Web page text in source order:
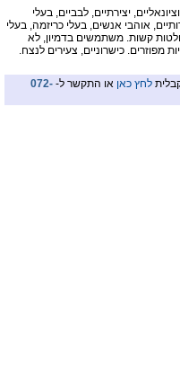
פייסבוקיצירתיים, לבביים, בעלי
אוהבי אנשים, בעלי כריזמה, בעלי
קשות. משתמשים בדמיון, לא
מפוזרים. כישרוניים, צעירים לנצח.
לחץ כאן או התקשר ל- 072-